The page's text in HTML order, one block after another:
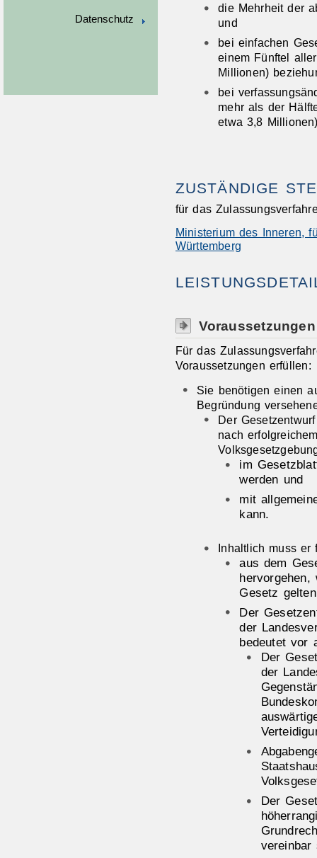
Datenschutz
die Mehrheit der
und
bei einfachen
einem Fünftel
Millionen)
bei
mehr als der
etwa 3,8
ZUSTÄNDIGE
für das
Ministerium des Inneren,
Württemberg
Voraussetzungen
Für das
Voraussetzungen erfüllen:
Sie benötigen einen
Begründung
Der
nach
im
werden und
mit
kann.
Inhaltlich muss er
aus dem
Gesetz
Der
der
bedeutet vor
Der
der
Der
vereinbar